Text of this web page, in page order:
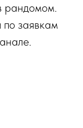
рандомом.
по заявкам